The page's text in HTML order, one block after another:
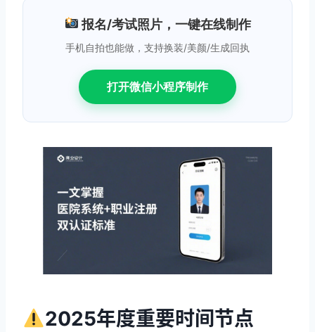
报名/考试照片，一键在线制作
手机自拍也能做，支持换装/美颜/生成回执
打开微信小程序制作
2025年度重要时间节点